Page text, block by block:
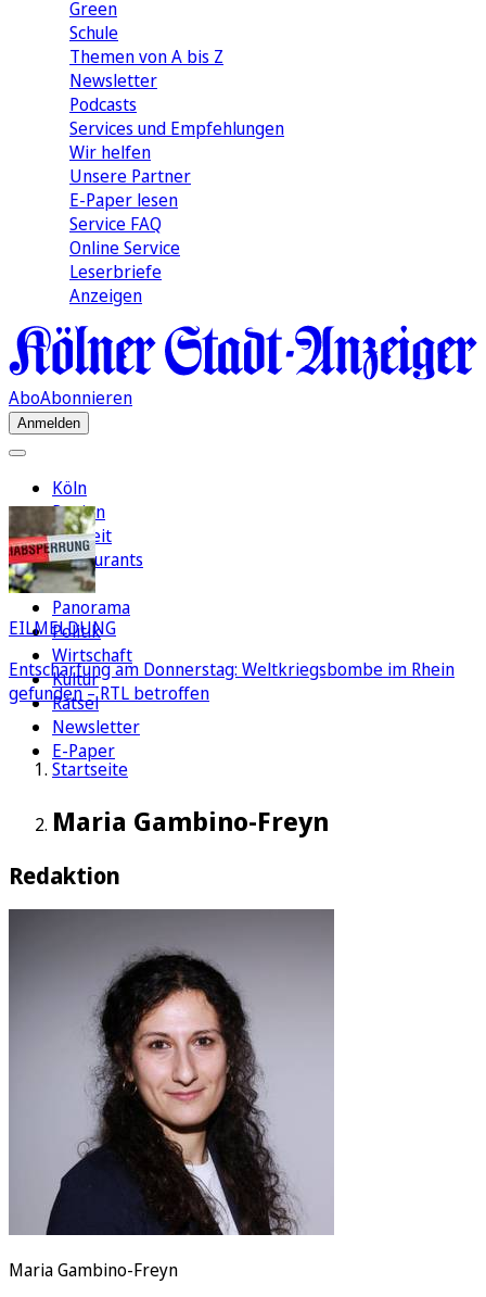
Green
Schule
Themen von A bis Z
Newsletter
Podcasts
Services und Empfehlungen
Wir helfen
Unsere Partner
E-Paper lesen
Service FAQ
Online Service
Leserbriefe
Anzeigen
AboAbonnieren
Anmelden
Köln
Region
Freizeit
Restaurants
FC
Panorama
Politik
Wirtschaft
Kultur
Rätsel
Newsletter
E-Paper
EILMELDUNG
Entschärfung am Donnerstag: Weltkriegsbombe im Rhein
gefunden – RTL betroffen
Startseite
Maria Gambino-Freyn
Redaktion
Maria Gambino-Freyn